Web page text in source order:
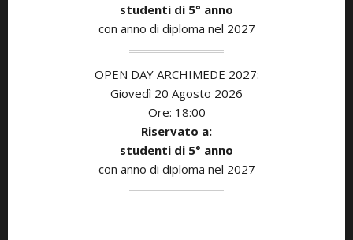
studenti di 5° anno
con anno di diploma nel 2027
OPEN DAY ARCHIMEDE 2027:
Giovedì 20 Agosto 2026
Ore: 18:00
Riservato a:
studenti di 5° anno
con anno di diploma nel 2027